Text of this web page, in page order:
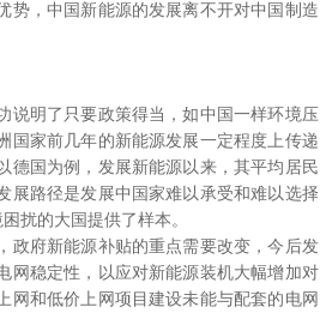
势，中国新能源的发展离不开对中国制造
说明了只要政策得当，如中国一样环境压
国家前几年的新能源发展一定程度上传递
德国为例，发展新能源以来，其平均居民
展路径是发展中国家难以承受和难以选择
扰的大国提供了样本。
政府新能源补贴的重点需要改变，今后发
网稳定性，以应对新能源装机大幅增加对
网和低价上网项目建设未能与配套的电网